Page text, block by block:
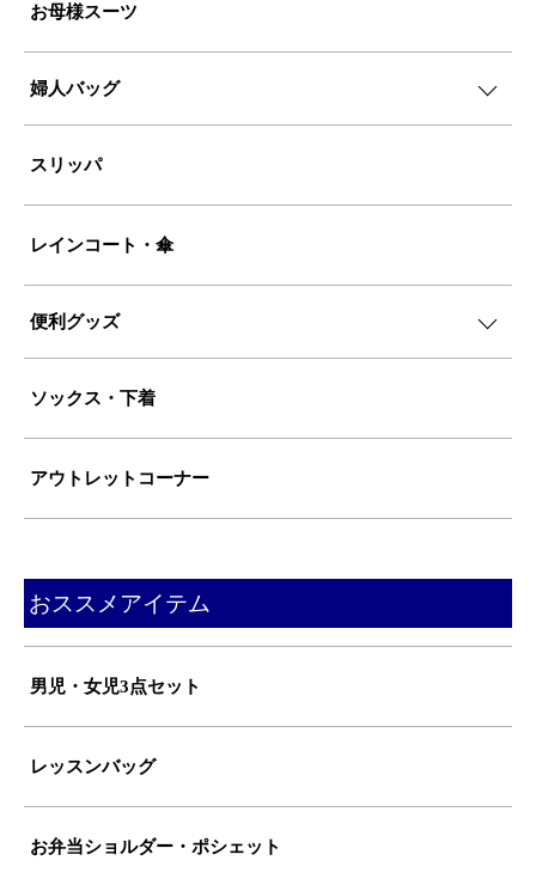
お母様スーツ
婦人バッグ
スリッパ
レインコート・傘
便利グッズ
ソックス・下着
アウトレットコーナー
おススメアイテム
男児・女児3点セット
レッスンバッグ
お弁当ショルダー・ポシェット